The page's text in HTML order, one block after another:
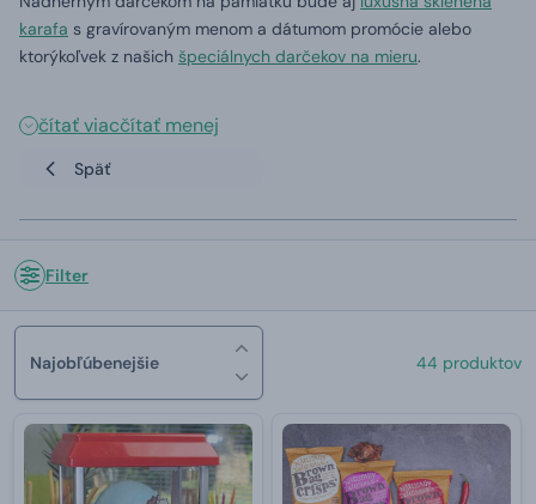
karafa s gravírovaným menom a dátumom promócie alebo
ktorýkoľvek z našich špeciálnych darčekov na mieru.
čítať viacčítať menej
Späť
Filter
Najobľúbenejšie 44 produktov